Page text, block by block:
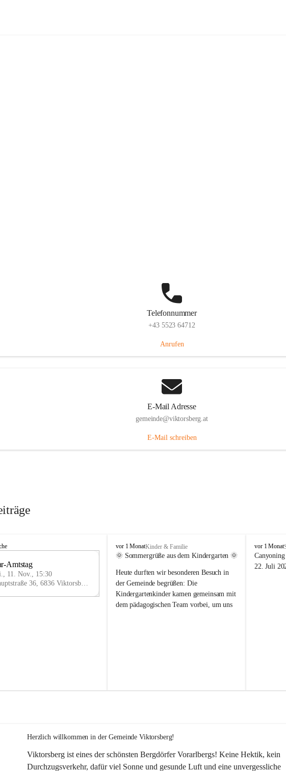
Telefonnummer
+43 5523 64712
Anrufen
E-Mail Adresse
gemeinde@viktorsberg.at
E-Mail schreiben
V
Amtstag
11. Nov., 15:30
Hauptstraße 36, 6836 Viktorsberg, AUT
V
i
t
o
r
s
vor 1 MonatKinder & Familie
🌞 Sommergrüße aus dem Kindergarten 🌞
Heute durften wir besonderen Besuch in
der Gemeinde begrüßen: Die
Kindergartenkinder kamen gemeinsam mit
dem pädagogischen Team vorbei, um uns
V
i
k
vor 1 Monat
22. Juli
Herzlich willkommen in der Gemeinde Viktorsberg!
Viktorsberg ist eines der schönsten Bergdörfer Vorarlbergs! Keine Hektik, kein
Durchzugsverkehr, dafür viel Sonne und gesunde Luft und eine unvergessliche